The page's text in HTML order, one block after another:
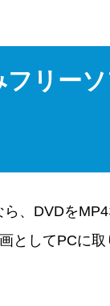
フリー
、DVDを
としてPCに